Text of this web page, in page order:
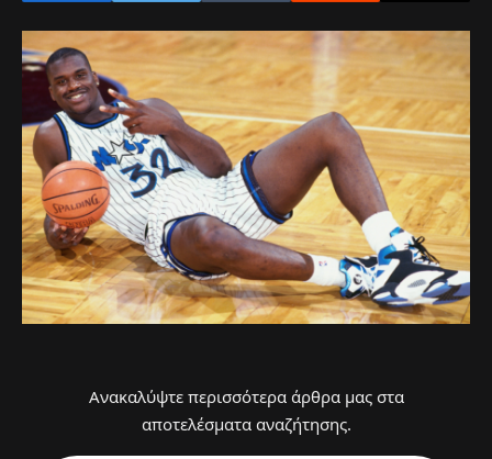
Ανακαλύψτε περισσότερα άρθρα μας στα
αποτελέσματα αναζήτησης.